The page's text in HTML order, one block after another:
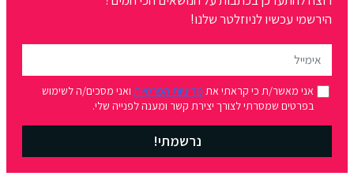
הירשמי עכשיו לניוזלטר שלנו!
אני מאשר/ת כי קראתי אתמדיניות הפרטיותואני מסכים/ה לשימוש
בפרטים שמסרתי לצורך יצירת קשר ומענה לפנייה שלי.
נרשמתי!